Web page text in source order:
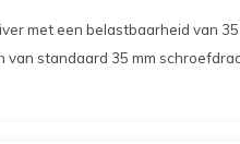
met een belastbaarheid van
van standaard 35 mm